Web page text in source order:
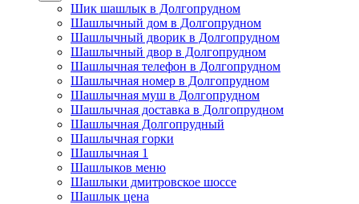
Шик шашлык в Долгопрудном
Шашлычный дом в Долгопрудном
Шашлычный дворик в Долгопрудном
Шашлычный двор в Долгопрудном
Шашлычная телефон в Долгопрудном
Шашлычная номер в Долгопрудном
Шашлычная муш в Долгопрудном
Шашлычная доставка в Долгопрудном
Шашлычная Долгопрудный
Шашлычная горки
Шашлычная 1
Шашлыков меню
Шашлыки дмитровское шоссе
Шашлык цена